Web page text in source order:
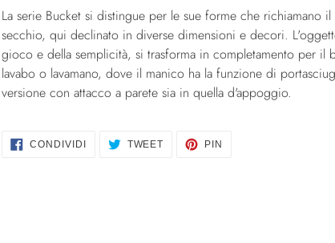
del
prodotto
nel
carrello
La serie Bucket si distingue per le sue forme che richiamano il
secchio, qui declinato in diverse dimensioni e decori.
gioco e della semplicità, si trasforma in completamento per il
lavabo o lavamano, dove il manico ha la funzione di
versione con attacco a parete sia in quella d'appoggio.
CONDIVIDI CONDIVIDITWEET TWITTA
PIN